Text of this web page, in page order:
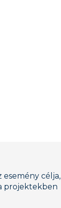
célja,
projektekben